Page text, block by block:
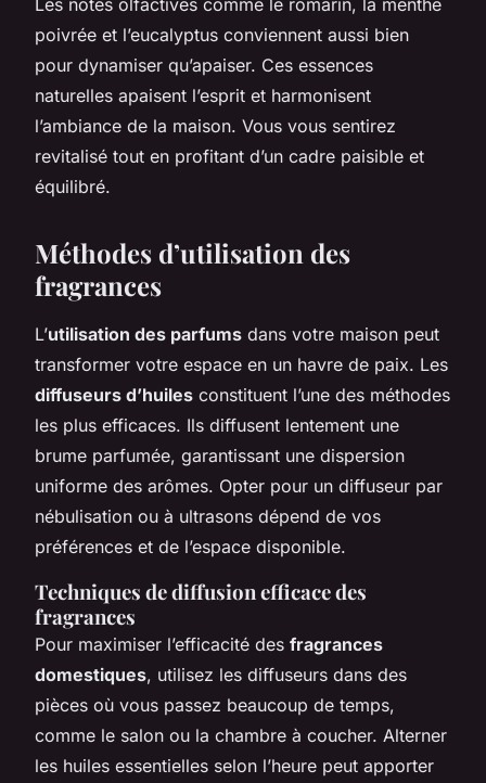
poivrée et l’eucalyptus conviennent aussi bien
pour dynamiser qu’apaiser. Ces essences
naturelles apaisent l’esprit et harmonisent
l’ambiance de la maison. Vous vous sentirez
revitalisé tout en profitant d’un cadre paisible et
équilibré.
Méthodes d’utilisation des
fragrances
L’utilisation des parfums dans votre maison peut
transformer votre espace en un havre de paix. Les
diffuseurs d’huiles constituent l’une des méthodes
les plus efficaces. Ils diffusent lentement une
brume parfumée, garantissant une dispersion
uniforme des arômes. Opter pour un diffuseur par
nébulisation ou à ultrasons dépend de vos
préférences et de l’espace disponible.
Techniques de diffusion efficace des
fragrances
Pour maximiser l’efficacité des fragrances
domestiques, utilisez les diffuseurs dans des
pièces où vous passez beaucoup de temps,
comme le salon ou la chambre à coucher. Alterner
les huiles essentielles selon l’heure peut apporter